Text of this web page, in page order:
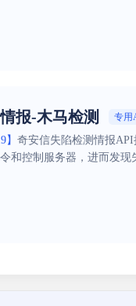
报-木马检测 专用
奇安信失陷检测情报
和控制服务器，进而发
。